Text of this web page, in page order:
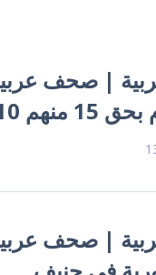
| صحف
بالإرهاب
| صحف